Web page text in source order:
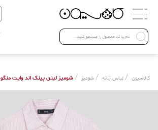
دسته بندی ها
Open submenu ( لباس زنانه )
لباس زنانه
لباس مردانه
کالاسیون / لباس زنانه / شومیز / شومیز لینن پینک اند وایت منگو